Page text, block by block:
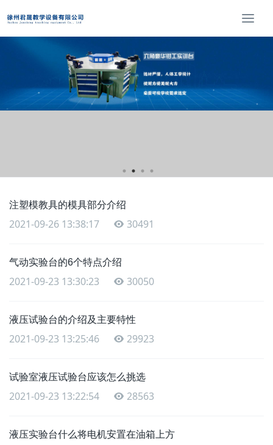
T
o
e
a
t
注塑模教具的模具部分介绍
2021-09-26 13:38:17 30491
气动实验台的6个特点介绍
2021-09-23 13:30:23 30050
液压试验台的介绍及主要特性
2021-09-23 13:25:46 29923
试验室液压试验台应该怎么挑选
2021-09-23 13:22:54 28563
液压实验台什么将电机安置在油箱上方